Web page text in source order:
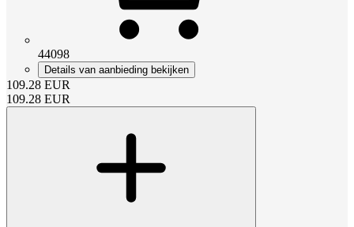
44098
Details van aanbieding bekijken
109.28 EUR
109.28 EUR